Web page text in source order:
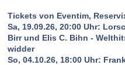
Tickets von Eventim,
Sa, 19.09.26, 20:00 Uhr:
Birr und Elis C. Bihn -
widder
So, 04.10.26, 18:00 Uhr: